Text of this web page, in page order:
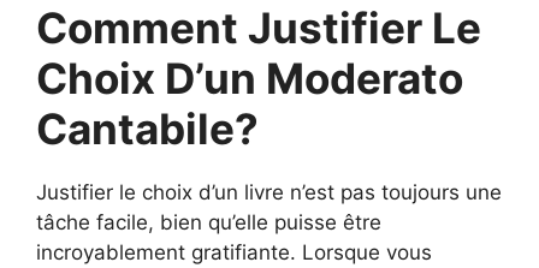
Comment Justifier Le
Choix D’un Moderato
Cantabile?
Justifier le choix d’un livre n’est pas toujours une
tâche facile, bien qu’elle puisse être
incroyablement gratifiante. Lorsque vous